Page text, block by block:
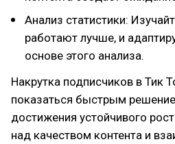
Анализ статистики:
работают лучше, и
основе этого анализа.
Накрутка подписчиков в Тик
показаться быстрым
достижения устойчивого
над качеством контента и